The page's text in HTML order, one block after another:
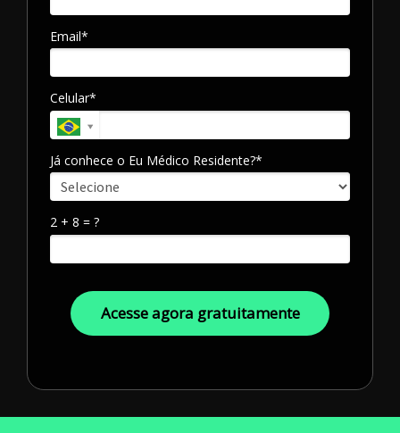
Email*
Celular*
Já conhece o Eu Médico Residente?*
2 + 8 = ?
Acesse agora gratuitamente